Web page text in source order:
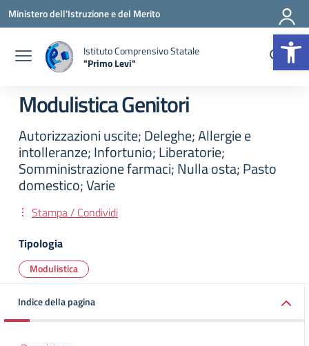
Vai ai contenuti
Vai al menu di navigazione
Vai al footer
Ministero dell'Istruzione e del Merito
Istituto Comprensivo Statale
"Primo Levi"
Modulistica Genitori
Autorizzazioni uscite; Deleghe; Allergie e
intolleranze; Infortunio; Liberatorie;
Somministrazione farmaci; Nulla osta; Pasto
domestico; Varie
Stampa / Condividi
Tipologia
Modulistica
Indice della pagina